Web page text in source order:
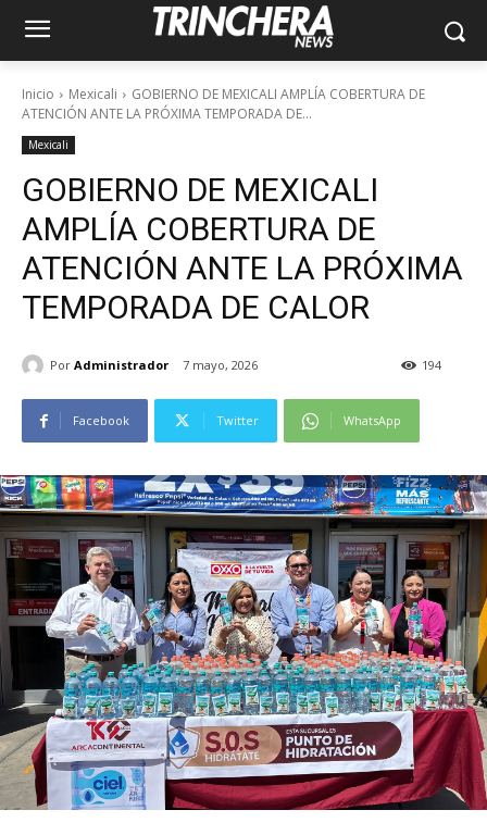
Inicio Mexicali
GOBIERNO DE MEXICALI AMPLÍA COBERTURA DE
ATENCIÓN ANTE LA PRÓXIMA TEMPORADA DE...
Mexicali
GOBIERNO DE MEXICALI
AMPLÍA COBERTURA DE
ATENCIÓN ANTE LA PRÓXIMA
TEMPORADA DE CALOR
Por Administrador 7 mayo, 2026 194
Facebook Twitter WhatsApp